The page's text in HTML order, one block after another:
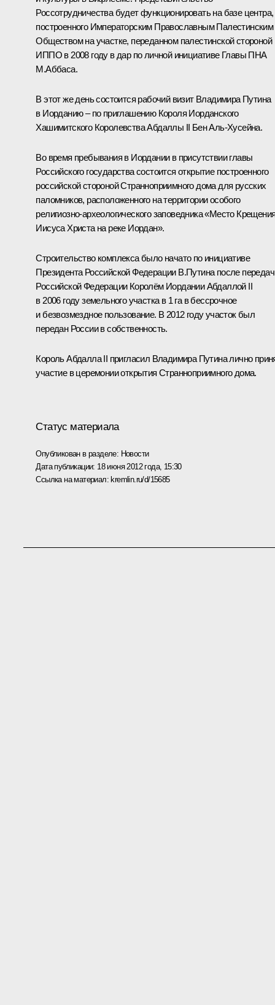
Россотрудничества будет функционировать на базе центра,
построенного Императорским Православным Палестинским
Обществом на участке, переданном палестинской стороной
ИППО в 2008 году в дар по личной инициативе Главы ПНА
М.Аббаса.
В этот же день состоится рабочий визит Владимира Путина
в Иорданию – по приглашению Короля Иорданского
Хашимитского КоролевстваАбдаллы II Бен Аль-Хусейна.
Во время пребывания в Иордании в присутствии главы
Российского государства состоится открытие построенного
российской стороной Странноприимного дома для русских
паломников, расположенного на территории особого
религиозно-археологического заповедника «Место
Иисуса Христа на реке Иордан».
Строительство комплекса было начато по инициативе
Президента Российской Федерации В.Путина после
Российской Федерации Королём Иордании Абдаллой II
в 2006 году земельного участка в 1 га в бессрочное
и безвозмездное пользование. В 2012 году участок был
передан России в собственность.
Король Абдалла II пригласил Владимира Путина лично
участие в церемонии открытия Странноприимного дома.
Статус материала
Опубликован в разделе: Новости
Дата публикации: 18 июня 2012 года, 15:30
Ссылка на материал:kremlin.ru/d/15685